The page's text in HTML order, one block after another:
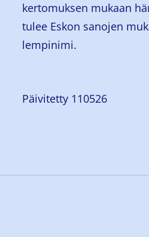
kertomuksen mukaan
tulee Eskon sanojen
lempinimi.
Päivitetty 110526